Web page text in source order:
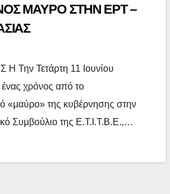
ΜΑΥΡΟ ΣΤΗΝ ΕΡΤ –
Την Τετάρτη 11 Ιουνίου
χρόνος από το
«μαύρο» της κυβέρνησης στην
Συμβούλιο της Ε.Τ.Ι.Τ.Β.Ε.,…